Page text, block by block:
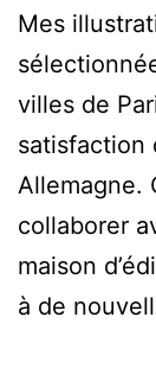
Mes
villes de
satisfaction
Allemagne.
collaborer
maison
à de